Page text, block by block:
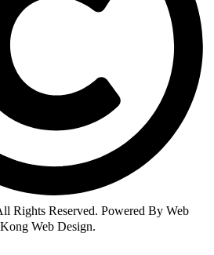
Rights Reserved. Powered By Web
Web Design.